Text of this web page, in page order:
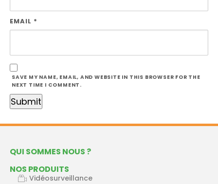
EMAIL *
SAVE MY NAME, EMAIL, AND WEBSITE IN THIS BROWSER FOR THE
NEXT TIME I COMMENT.
QUI SOMMES NOUS ?
NOS PRODUITS
Vidéosurveillance